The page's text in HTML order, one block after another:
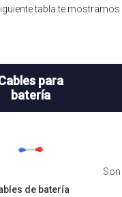
tabla te
para
batería
de batería